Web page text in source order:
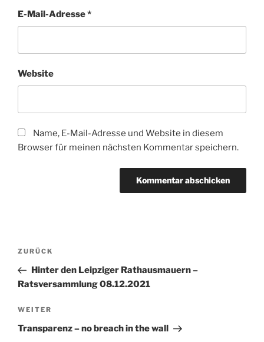
E-Mail-Adresse*
Website
Name, E-Mail-Adresse und Website in diesem
Browser für meinen nächsten Kommentar speichern.
Beitragsnavigation
Vorheriger
Beitrag
ZURÜCK
Hinter den Leipziger Rathausmauern –
Ratsversammlung 08.12.2021
Nächster
Beitrag
WEITER
Transparenz – no breach in the wall